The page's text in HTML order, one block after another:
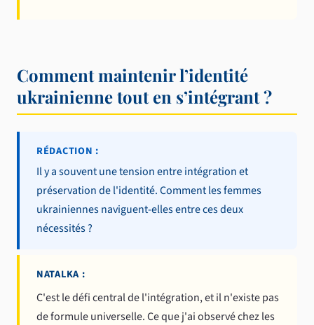
Comment maintenir l’identité
ukrainienne tout en s’intégrant ?
RÉDACTION :
Il y a souvent une tension entre intégration et
préservation de l'identité. Comment les femmes
ukrainiennes naviguent-elles entre ces deux
nécessités ?
NATALKA :
C'est le défi central de l'intégration, et il n'existe pas
de formule universelle. Ce que j'ai observé chez les